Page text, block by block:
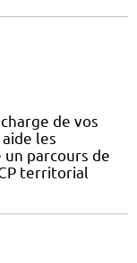
de vos
les
parcours de
territorial